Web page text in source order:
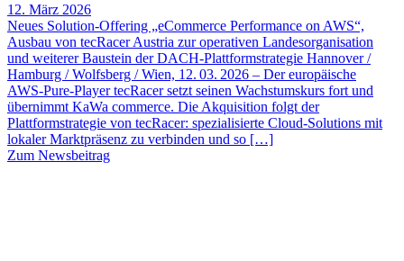
12. März 2026
Neues Solution-Offering „eCommerce Performance on AWS“,
Ausbau von tecRacer Austria zur operativen Landesorganisation
und weiterer Baustein der DACH-Plattformstrategie Hannover /
Hamburg / Wolfsberg / Wien, 12. 03. 2026 – Der europäische
AWS‑Pure‑Player tecRacer setzt seinen Wachstumskurs fort und
übernimmt KaWa commerce. Die Akquisition folgt der
Plattformstrategie von tecRacer: spezialisierte Cloud-Solutions mit
lokaler Marktpräsenz zu verbinden und so […]
Zum Newsbeitrag